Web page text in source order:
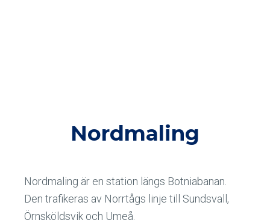
Nordmaling
Nordmaling är en station längs Botniabanan.
Den trafikeras av Norrtågs linje till Sundsvall,
Örnsköldsvik och Umeå.